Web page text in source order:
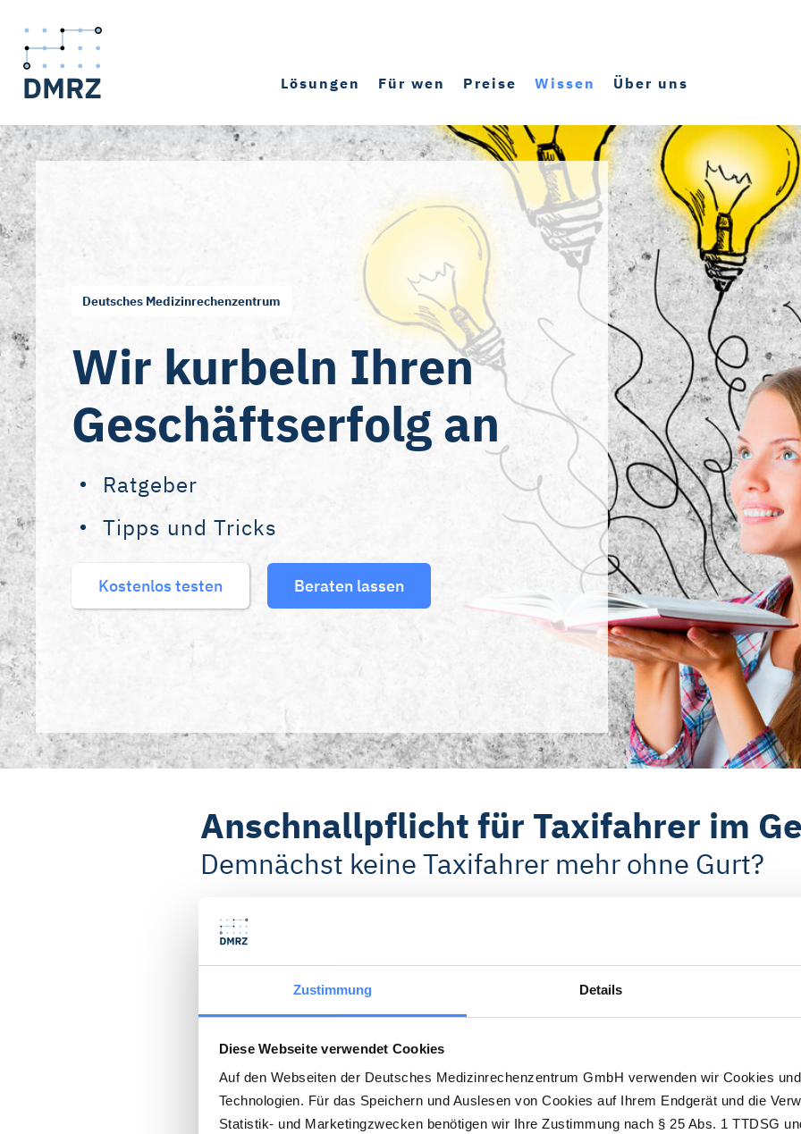
Zustimmung Details
Diese Webseite verwendet Cookies
Auf den Webseiten der Deutsches Medizinrechenzentrum GmbH verwenden wir Cookies
Technologien. Für das Speichern und Auslesen von Cookies auf Ihrem Endgerät und die
Statistik- und Marketingzwecken benötigen wir Ihre Zustimmung nach § 25 Abs. 1 TTDSG
Lösungen Für wen Preise Wissen Über uns
Deutsches Medizinrechenzentrum
Wir kurbeln Ihren
Geschäftserfolg an
Ratgeber
Tipps und Tricks
Kostenlos testen Beraten lassen
Anschnallpflicht für Taxifahrer im
Demnächst keine Taxifahrer mehr ohne Gurt?
Das Bundesministerium für Verkehr plant allem Anschein nach die Einführung
Ausnahmeregelung für das Taxigewerbe aus dem Jahr 1970 aufzuheben.
Gurtpflicht vor. In Anbetracht der aktuellen Unfallstatistiken schätzt das
Risiko eines Unfalls höher ein als das eines Raubüberfalls und hat sich wohl
der Ausnahmereglung veranlasst gesehen.